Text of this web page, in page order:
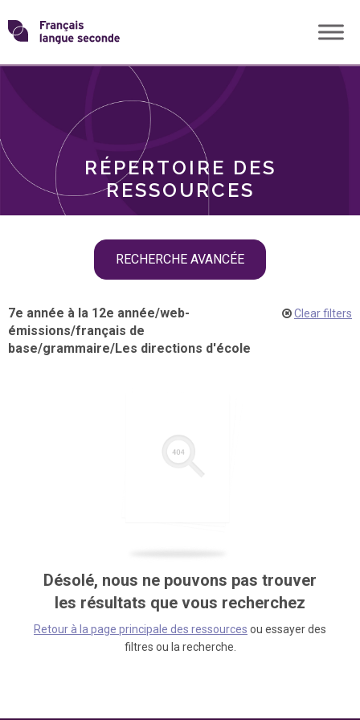
Skip
toTransformons
langue
RÉPERTOIRE DES
RESSOURCES
RECHERCHE AVANCÉE
THÈMES
7e année à la 12e année/web-
émissions/français de
base/grammaire/Les directions d'école
Clear filters
Désolé, nous ne pouvons pas trouver
les résultats que vous recherchez
Retour à la page principale des ressources ou essayer des
filtres ou la recherche.